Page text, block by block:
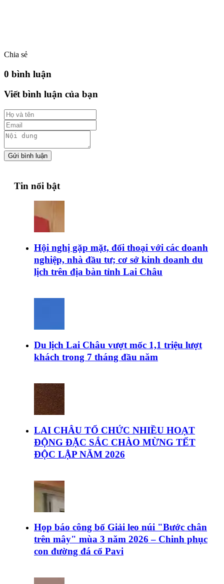
Chia sẻ
0 bình luận
Viết bình luận của bạn
Gửi bình luận
Tin nổi bật
Hội nghị gặp mặt, đối thoại với các doanh
nghiệp, nhà đầu tư; cơ sở kinh doanh du
lịch trên địa bàn tỉnh Lai Châu
Du lịch Lai Châu vượt mốc 1,1 triệu lượt
khách trong 7 tháng đầu năm
LAI CHÂU TỔ CHỨC NHIỀU HOẠT
ĐỘNG ĐẶC SẮC CHÀO MỪNG TẾT
ĐỘC LẬP NĂM 2026
Họp báo công bố Giải leo núi "Bước chân
trên mây" mùa 3 năm 2026 – Chinh phục
con đường đá cổ Pavi